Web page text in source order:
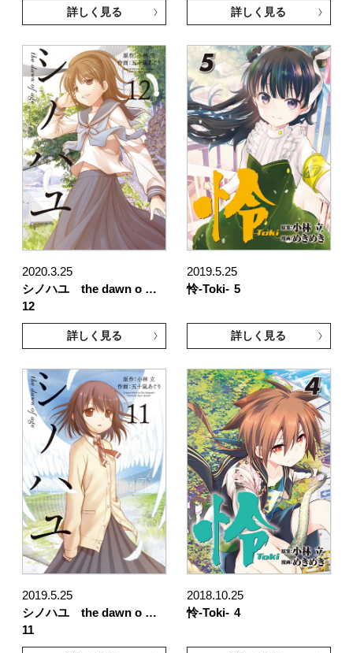
詳しく見る 詳しく見る
2020.3.25
シノハユ the dawn o …
12
詳しく見る
2019.5.25
怜-Toki- 5
詳しく見る
2019.5.25
シノハユ the dawn o …
11
2018.10.25
怜-Toki- 4